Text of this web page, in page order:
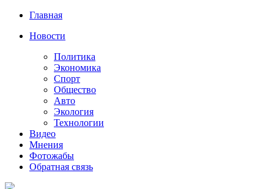
Главная
Новости
Политика
Экономика
Спорт
Общество
Авто
Экология
Технологии
Видео
Мнения
Фотожабы
Обратная связь